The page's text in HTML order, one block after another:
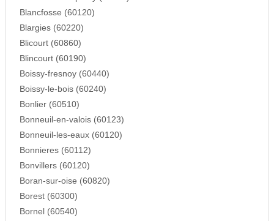
Blancfosse (60120)
Blargies (60220)
Blicourt (60860)
Blincourt (60190)
Boissy-fresnoy (60440)
Boissy-le-bois (60240)
Bonlier (60510)
Bonneuil-en-valois (60123)
Bonneuil-les-eaux (60120)
Bonnieres (60112)
Bonvillers (60120)
Boran-sur-oise (60820)
Borest (60300)
Bornel (60540)